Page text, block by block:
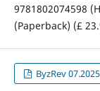
9781802074598
(Paperback) (£
ByzRev